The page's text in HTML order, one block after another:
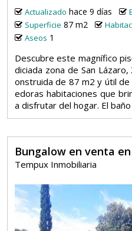
Actualizado hace 9 días
Superficie 87 m2
Aseos 1
Descubre este magnífico
diciada zona de San
onstruida de 87 m2 y útil
edoras habitaciones que
a disfrutar del hogar. El baño
Bungalow en venta
Tempux Inmobiliaria